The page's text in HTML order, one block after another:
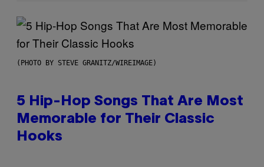
(PHOTO BY STEVE GRANITZ/WIREIMAGE)
5 Hip-Hop Songs That Are Most
Memorable for Their Classic
Hooks